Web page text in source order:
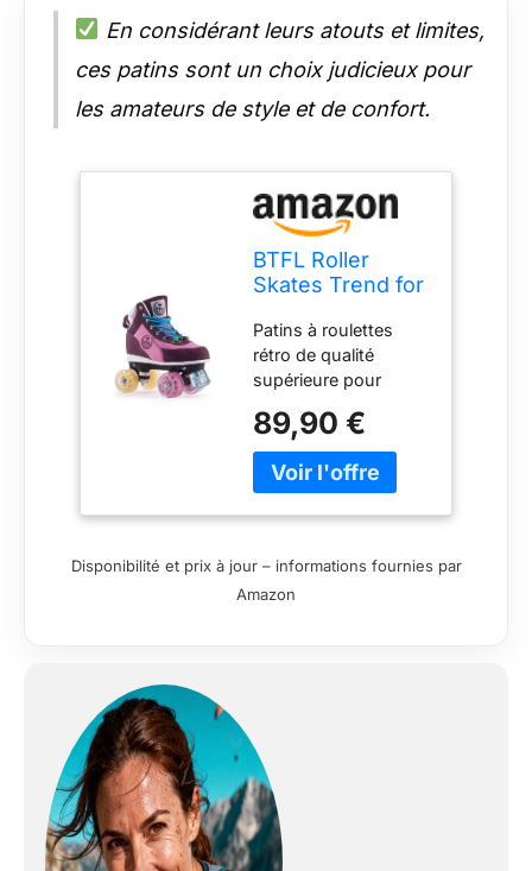
En considérant leurs atouts et limites,
ces patins sont un choix judicieux pour
les amateurs de style et de confort.
BTFL Roller
Skates Trend for
Ideal for Rink,
Artistic and
Rhythmic
Skating
Patins à roulettes
rétro de qualité
supérieure pour
petit. Commandez
1,5 ou 2 tailles plus
grandes Châssis :
Rebound 82A
Roulements : acier au
89,90 €
Disponibilité et prix à jour – informations fournies par
Amazon